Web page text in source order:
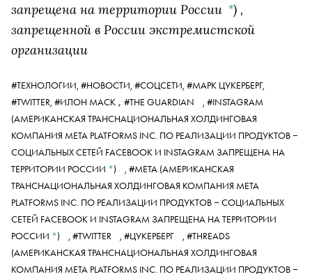
запрещена на территории России *) ,
запрещенной в России экстремистской
организации
#ТЕХНОЛОГИИ, #НОВОСТИ, #СОЦСЕТИ, #МАРК ЦУКЕРБЕРГ,
#TWITTER, #ИЛОН МАСК , #THE GUARDIAN , #INSTAGRAM
(АМЕРИКАНСКАЯ ТРАНСНАЦИОНАЛЬНАЯ ХОЛДИНГОВАЯ
КОМПАНИЯ META PLATFORMS INC. ПО РЕАЛИЗАЦИИ ПРОДУКТОВ ‒
СОЦИАЛЬНЫХ СЕТЕЙ FACEBOOK И INSTAGRAM ЗАПРЕЩЕНА НА
ТЕРРИТОРИИ РОССИИ *) , #META (АМЕРИКАНСКАЯ
ТРАНСНАЦИОНАЛЬНАЯ ХОЛДИНГОВАЯ КОМПАНИЯ META
PLATFORMS INC. ПО РЕАЛИЗАЦИИ ПРОДУКТОВ ‒ СОЦИАЛЬНЫХ
СЕТЕЙ FACEBOOK И INSTAGRAM ЗАПРЕЩЕНА НА ТЕРРИТОРИИ
РОССИИ *) , #TWITTER , #ЦУКЕРБЕРГ , #THREADS
(АМЕРИКАНСКАЯ ТРАНСНАЦИОНАЛЬНАЯ ХОЛДИНГОВАЯ
КОМПАНИЯ META PLATFORMS INC. ПО РЕАЛИЗАЦИИ ПРОДУКТОВ ‒